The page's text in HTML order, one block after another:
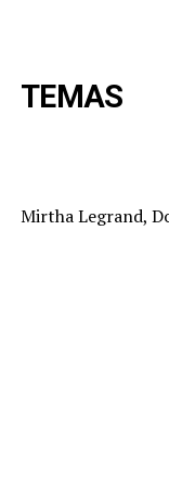
TEMAS
Mirtha Legrand,